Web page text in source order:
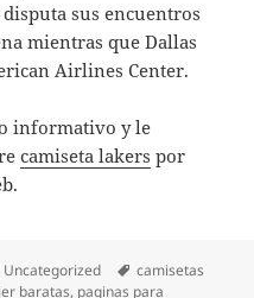
sus encuentros
mientras que Dallas
Airlines Center.
informativo y le
camiseta lakers por
Categorías
Uncategorized Etiquetas
camisetas
baratas, paginas para